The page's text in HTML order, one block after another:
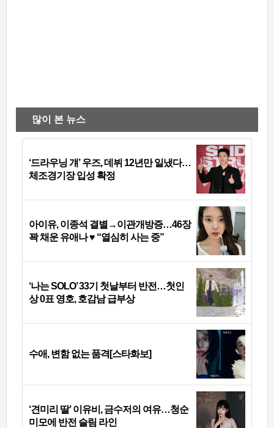
많이 본 뉴스
‘드라우닝 걔’ 우즈, 데뷔 12년만 일냈다…
체조경기장 입성 확정
아이유, 이종석 결별→이관개방증…46장
꽉 채운 유애나 ♥ “열심히 사는 중”
‘나는 SOLO’ 33기 첫날부터 반전…첫인
상 0표 영호, 호감남 급부상
수애, 변함 없는 품격[스타화보]
‘견미리 딸’ 이유비, 금수저의 여유…청순
미모에 반전 슬림 라인